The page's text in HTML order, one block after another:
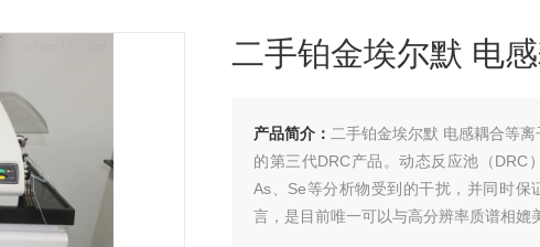
二手铂金埃尔默 电
产品简介： 二手铂金埃尔默 电感耦合等
的第三代DRC产品。动态反应池（
As、Se等分析物受到的干扰，并同时
言，是目前唯一可以与高分辨率质谱相媲